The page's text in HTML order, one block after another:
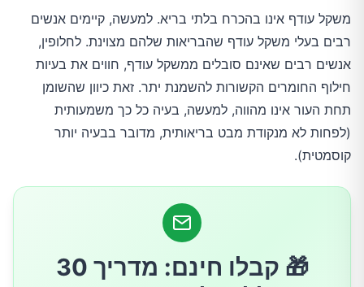
אסטרטגיה ארוכת-טווח מצוינת להפחתת שומן
3.צמצמו את הפחמימות בתפריט
4.אכלו מזונות עשירים בסיבים, במיוחד סיבים
צמיגיים
5.התעמלות היא דרך יעילה מאוד להפחית את שומן
6.עקבו אחר המזון שלכם והבינו בדיוק מה אתם
משקל עודף אינו בהכרח בלתי בריא. למעשה, קיימים אנשים
רבים בעלי משקל עודף שהבריאות שלהם מצוינת. לחלופין,
אנשים רבים שאינם סובלים ממשקל עודף, חווים את בעיות
חילוף החומרים הקשורות להשמנת יתר. זאת כיוון שהשומן
תחת העור אינו מהווה, למעשה, בעיה כל כך משמעותית
(לפחות לא מנקודת מבט בריאותית, מדובר בבעיה יותר
קוסמטית).
🎁 קבלו חינם: מדריך 30